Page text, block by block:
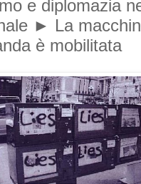
e diplomazia
► La
è mobilitata